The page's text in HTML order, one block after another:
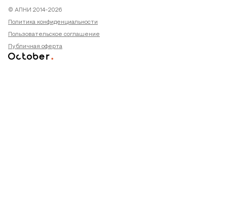
© АПНИ 2014-2026
Политика конфиденциальности
Пользовательское соглашение
Публичная оферта